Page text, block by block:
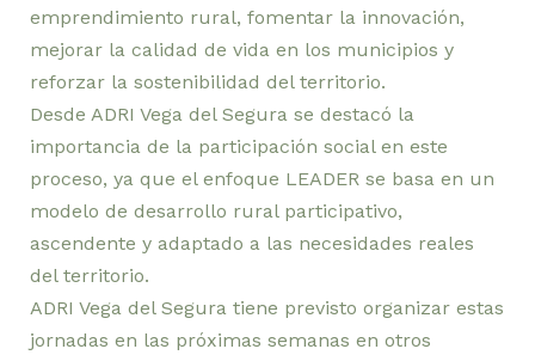
emprendimiento rural, fomentar la innovación,
mejorar la calidad de vida en los municipios y
reforzar la sostenibilidad del territorio.
Desde ADRI Vega del Segura se destacó la
importancia de la participación social en este
proceso, ya que el enfoque LEADER se basa en un
modelo de desarrollo rural participativo,
ascendente y adaptado a las necesidades reales
del territorio.
ADRI Vega del Segura tiene previsto organizar estas
jornadas en las próximas semanas en otros